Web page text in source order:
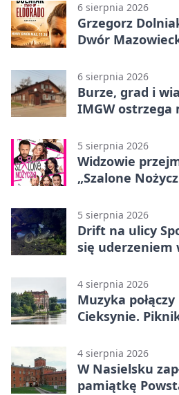
6 sierpnia 2026
Grzegorz
Dwór
6 sierpnia 2026
Burze, grad i
IMGW ostrzega
5 sierpnia 2026
Widzowie
„Szalone
5 sierpnia 2026
Drift na ulicy
się uderzeniem
4 sierpnia 2026
Muzyka
Cieksynie.
4 sierpnia 2026
W Nasielsku
pamiątkę